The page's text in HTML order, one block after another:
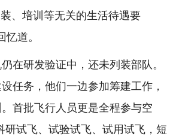
、培训等无关的生活待遇要
忆道。
研发验证中，还未列装部队。
任务，他们一边参加筹建工作，
首批飞行人员更是全程参与空
研试飞、试验试飞、试用试飞，短